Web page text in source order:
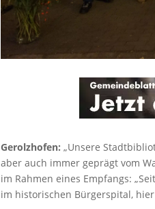
Gerolzhofen: „Unsere
aber auch immer geprägt vom
im Rahmen eines Empfangs:
im historischen Bürgerspital,